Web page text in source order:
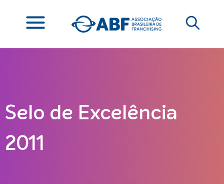
Selo de Excelência
2011